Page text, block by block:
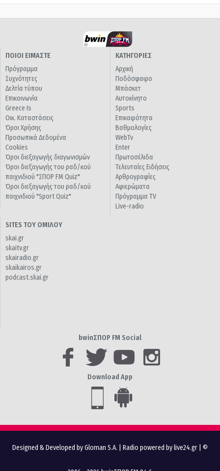
ΠΟΙΟΙ ΕΙΜΑΣΤΕ
Πρόγραμμα
Συχνότητες
Δελτία τύπου
Επικοινωνία
Greece Is
Οικ. Καταστάσεις
Όροι Χρήσης
Προσωπικά Δεδομένα
Cookies
Όροι διεξαγωγής διαγωνισμών
Όροι διεξαγωγής του ραδ/κού
παιχνιδιού "ΣΠΟΡ FM Quiz"
Όροι διεξαγωγής του ραδ/κού
παιχνιδιού "Sport Quiz"
ΚΑΤΗΓΟΡΙΕΣ
Αρχική
Ποδόσφαιρο
Μπάσκετ
Αυτοκίνητο
Sports
Επικαιρότητα
Βαθμολογίες
WebTv
Enter
Πρωτοσέλιδα
Τελευταίες Ειδήσεις
Αρθρογραφίες
Αφιερώματα
Πρόγραμμα TV
Live-radio
SITES ΤΟΥ ΟΜΙΛΟΥ
skai.gr
skaitv.gr
skairadio.gr
skaikairos.gr
podcast.skai.gr
bwinΣΠΟΡ FM Social
Download App
Designed & Developed by Gloman S.A. Radio powered by live24.gr | ©